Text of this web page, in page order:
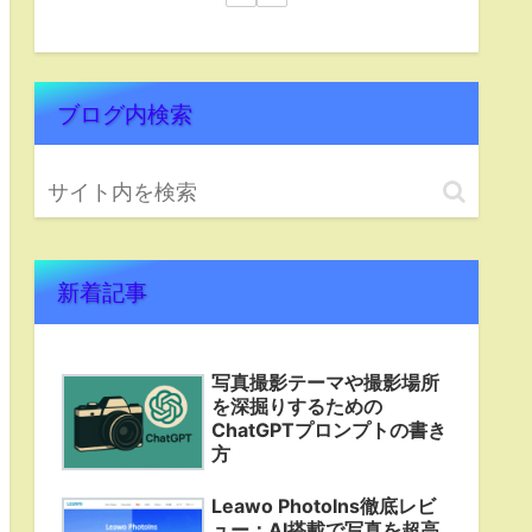
ブログ内検索
新着記事
写真撮影テーマや撮影場所
を深掘りするための
ChatGPTプロンプトの書き
方
Leawo PhotoIns徹底レビ